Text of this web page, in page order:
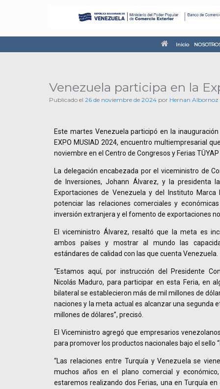
Inicio
Venezuela participa en la
Publicado el 26 de noviembre de 2024 por Hernan Albornoz
Este martes Venezuela participó en la
EXPO MUSIAD 2024, encuentro multiempresarial
noviembre en el Centro de Congresos y Ferias
La delegación encabezada por el viceministro de
de Inversiones, Johann Álvarez, y la presidenta
Exportaciones de Venezuela y del Instituto Marca
potenciar las relaciones comerciales y
inversión extranjera y el fomento de exportaciones
El viceministro Álvarez, resaltó que la meta es
ambos países y mostrar al mundo las
estándares de calidad con las que cuenta Venezuela.
“Estamos aquí, por instrucción del Presidente
Nicolás Maduro, para participar en esta Feria, en
bilateral se establecieron más de mil millones de
naciones y la meta actual es alcanzar una segunda
millones de dólares”, precisó.
El Viceministro agregó que empresarios
para promover los productos nacionales bajo el sello
“Las relaciones entre Turquía y Venezuela se
muchos años en el plano comercial y
estaremos realizando dos Ferias, una en Turquía